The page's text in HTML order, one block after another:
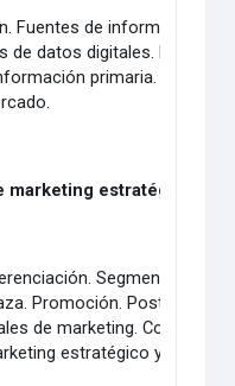
Fuentes de información
de datos digitales. Datos
primaria.
marketing estratégico y
Segmentación.
Promoción. Post-venta.
de marketing.
estratégico y